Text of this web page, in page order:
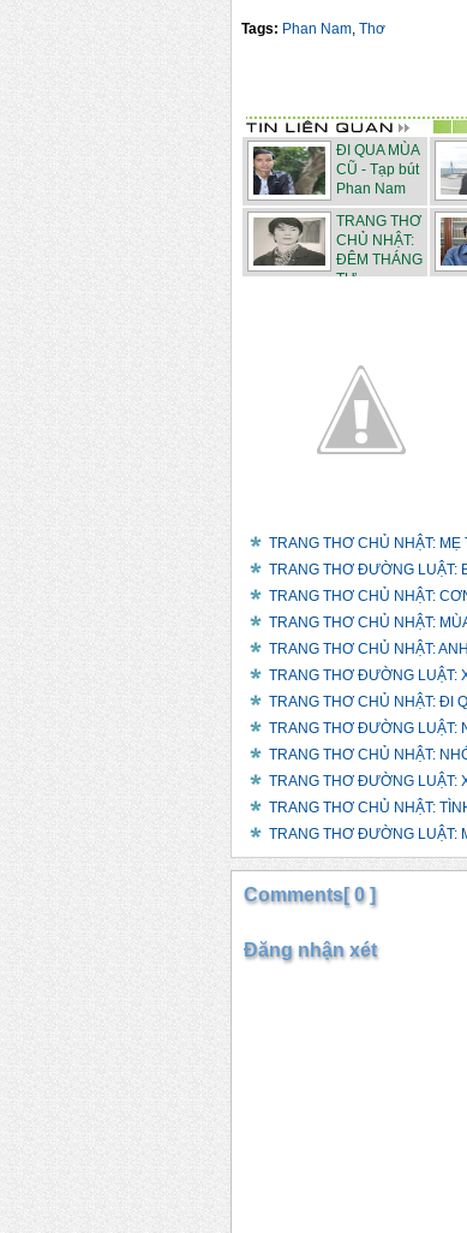
Tags: Phan Nam, Thơ
ĐI QUA MÙA
CŨ - Tạp bút
Phan Nam
TRANG THƠ
CHỦ NHẬT:
ĐÊM THÁNG
TƯ - ...
TRANG THƠ CHỦ NHẬT:
TRANG THƠ ĐƯỜNG LUẬT:
TRANG THƠ CHỦ NHẬT:
TRANG THƠ CHỦ NHẬT:
TRANG THƠ CHỦ NHẬT:
TRANG THƠ ĐƯỜNG LUẬT:
TRANG THƠ CHỦ NHẬT: ĐI
TRANG THƠ ĐƯỜNG LUẬT:
TRANG THƠ CHỦ NHẬT:
TRANG THƠ ĐƯỜNG LUẬT:
TRANG THƠ CHỦ NHẬT:
TRANG THƠ ĐƯỜNG LUẬT:
Comments[ 0 ]
Đăng nhận xét